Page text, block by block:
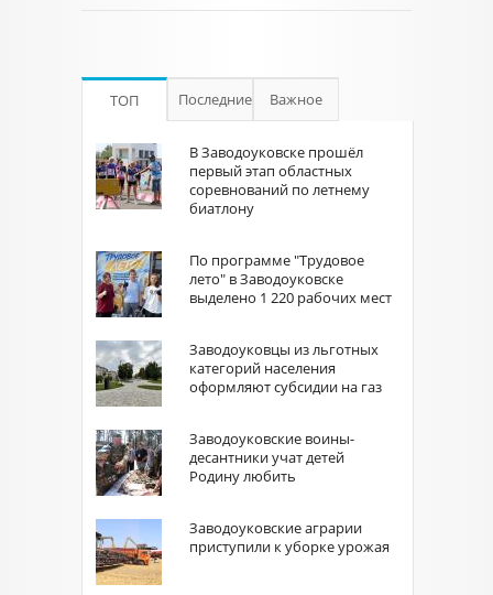
ТОП Последние Важное
В Заводоуковске прошёл
первый этап областных
соревнований по летнему
биатлону
По программе "Трудовое
лето" в Заводоуковске
выделено 1 220 рабочих мест
Заводоуковцы из льготных
категорий населения
оформляют субсидии на газ
Заводоуковские воины-
десантники учат детей
Родину любить
Заводоуковские аграрии
приступили к уборке урожая